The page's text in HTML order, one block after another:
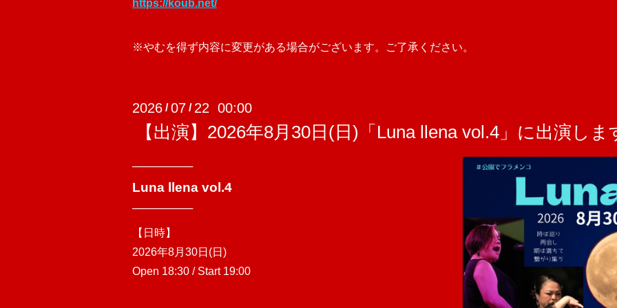
https://koub.net/
※やむを得ず内容に変更がある場合がございます。ご了承ください。
2026 /07 / 22 00:00
【出演】2026年8月30日(日)「Luna llena vol.4」に出演しま
────────
Luna llena vol.4
────────
【日時】
2026年8月30日(日)
Open 18:30 / Start 19:00